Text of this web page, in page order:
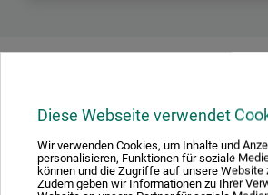
Diese Webseite verwendet
Wir verwenden Cookies, um Inhalte und
personalisieren, Funktionen für soziale
können und die Zugriffe auf unsere Website
Zudem geben wir Informationen zu Ihrer
Schreiben Sie die erste Bewertung
JETZT PRODUKT